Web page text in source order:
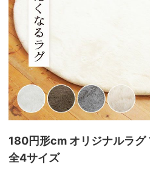
180円形cm オリジナルラグ
全4サイズ